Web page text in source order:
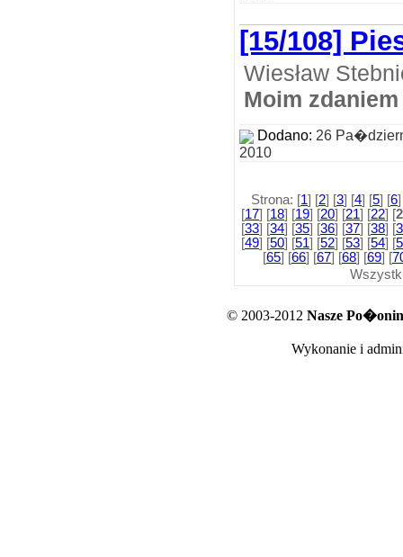
[15/108]
Wiesław
Moim zdaniem
Dodano: 26
2010
Strona: [1] [2] [3] [4] [5] [6
[17] [18] [19] [20] [21] [22] [
[33] [34] [35] [36] [37] [38] [
[49] [50] [51] [52] [53] [54] [
[65] [66] [67] [68] [69] [
© 2003-2012 Nasze
Wykonanie i